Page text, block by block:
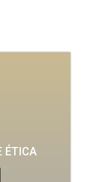
ÉTICA